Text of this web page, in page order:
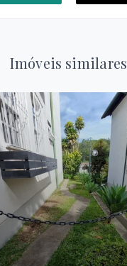
Imóveis similares